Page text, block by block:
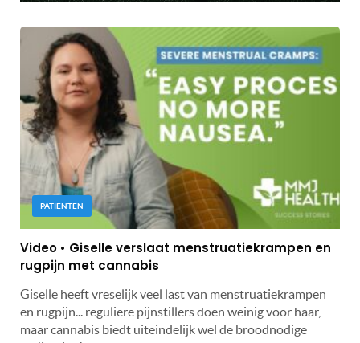
PATIËNTEN
Video • Giselle verslaat menstruatiekrampen en
rugpijn met cannabis
Giselle heeft vreselijk veel last van menstruatiekrampen
en rugpijn... reguliere pijnstillers doen weinig voor haar,
maar cannabis biedt uiteindelijk wel de broodnodige